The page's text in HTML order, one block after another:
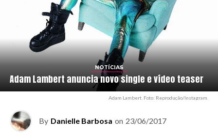
NOTÍCIAS
Adam Lambert anuncia novo single e vídeo teaser
Adam Lambert. Foto: Reprodução/Instagram.
By Danielle Barbosa on 23/06/2017